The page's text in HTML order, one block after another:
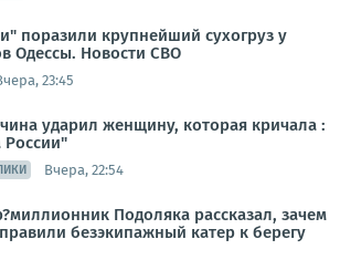
поразили крупнейший сухогруз у
Одессы. Новости СВО
23:45
ударил женщину, которая кричала :
России"
Вчера, 22:54
Подоляка рассказал, зачем
безэкипажный катер к берегу